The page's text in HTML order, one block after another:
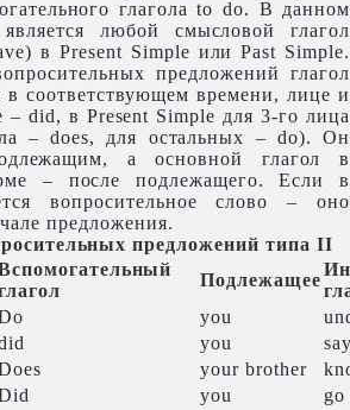
глагола to do. В данном
любой смысловой глагол
в Present Sim­ple или Past Sim­ple.
предложений глагол
в соответствующем времени, лице и
– did, в Present Sim­ple для 3‑го лица
– does, для остальных – do). Он
а основной глагол в
– после подлежащего. Если в
вопросительное слово – оно
предложения.
предложений типа II
Подлежащее
you
you
your broth­er
you
go